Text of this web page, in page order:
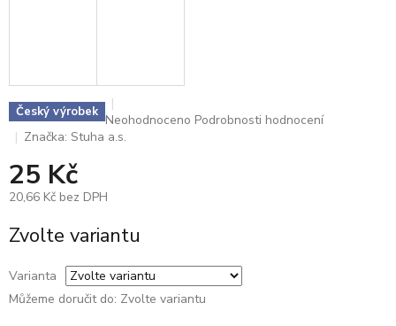
Český výrobek Průměrné
hodnocení
z
hvězdiček.
Neohodnoceno Podrobnosti hodnocení
Značka: Stuha a.s.
25 Kč
20,66 Kč bez DPH
cena:
Zvolte variantu
Varianta
Můžeme doručit do: Zvolte variantu